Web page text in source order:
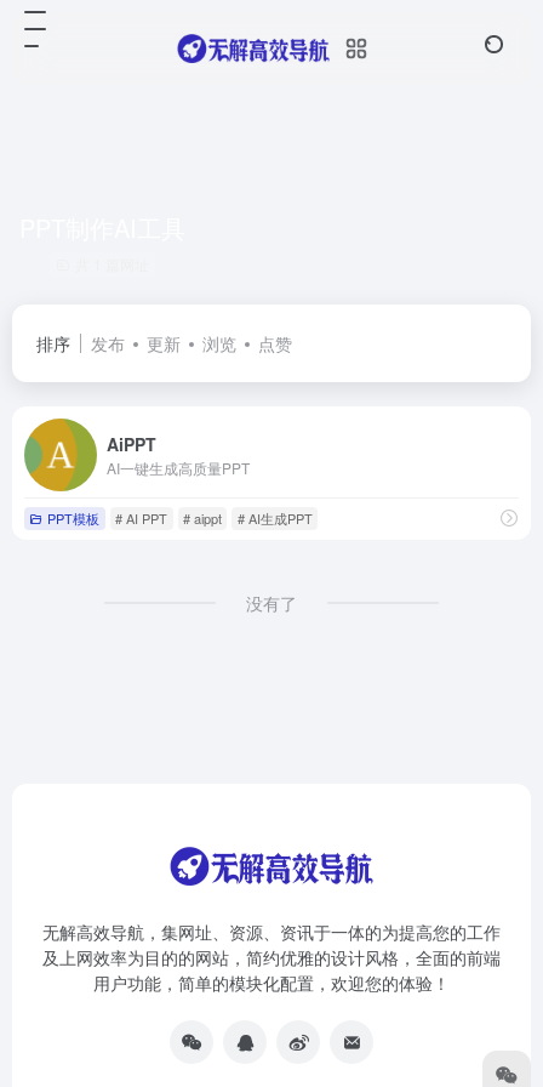
排序 发布 更新 浏览 点赞
AiPPT
AI一键生成高质量PPT
PPT模板 # AI PPT # aippt # AI生成PPT
没有了
无解高效导航，集网址、资源、资讯于一体的为提高您的工作
及上网效率为目的的网站，简约优雅的设计风格，全面的前端
用户功能，简单的模块化配置，欢迎您的体验！